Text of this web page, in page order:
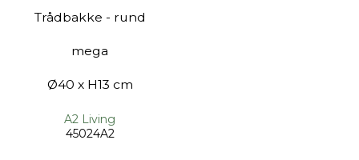
Trådbakke - rund
mega
Ø40 x H13 cm
A2 Living
45024A2